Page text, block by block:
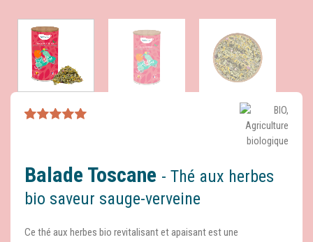
Balade Toscane - Thé aux herbes
bio saveur sauge-verveine
Ce thé aux herbes bio revitalisant et apaisant est une